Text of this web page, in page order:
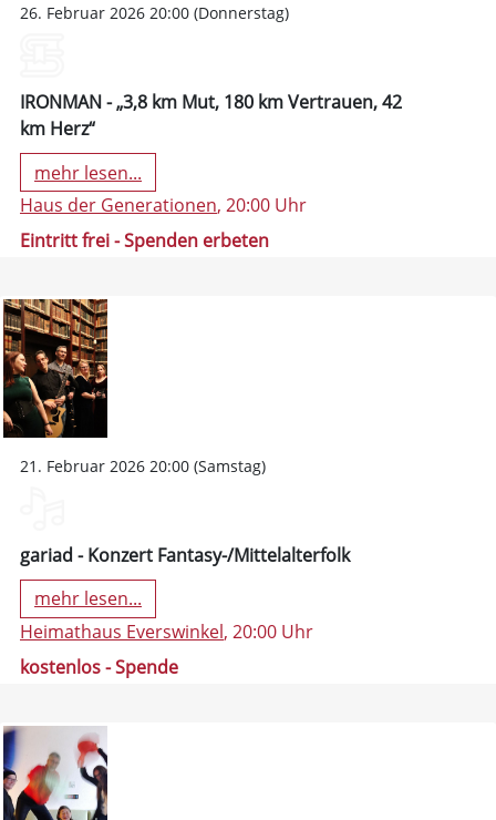
26. Februar 2026 20:00 (Donnerstag)
IRONMAN - „3,8 km Mut, 180 km Vertrauen, 42
km Herz“
mehr lesen...
Haus der Generationen, 20:00 Uhr
Eintritt frei - Spenden erbeten
21. Februar 2026 20:00 (Samstag)
gariad - Konzert Fantasy-/Mittelalterfolk
mehr lesen...
Heimathaus Everswinkel, 20:00 Uhr
kostenlos - Spende